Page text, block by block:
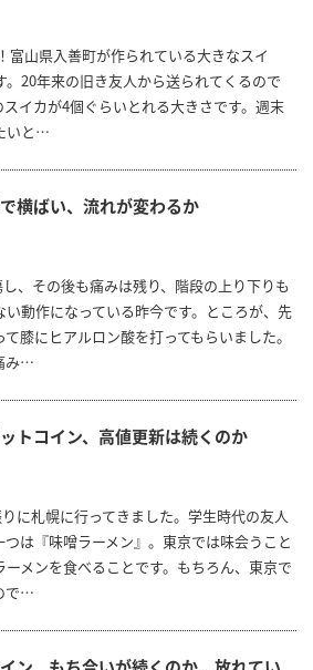
富山県入善町が作られている大きなスイ
。20年来の旧き友人から送られてくるので
イカが4個ぐらいとれる大きさです。週末
いと…
横ばい、流れが変わるか
、その後も痛みは残り、階段の上り下りも
動作になっている昨今です。ところが、先
膝にヒアルロン酸を打ってもらいました。
み…
トコイン、高値更新は続くのか
に札幌に行ってきました。学生時代の友人
は『味噌ラーメン』。東京では味会うこと
メンを食べることです。もちろん、東京で
で…